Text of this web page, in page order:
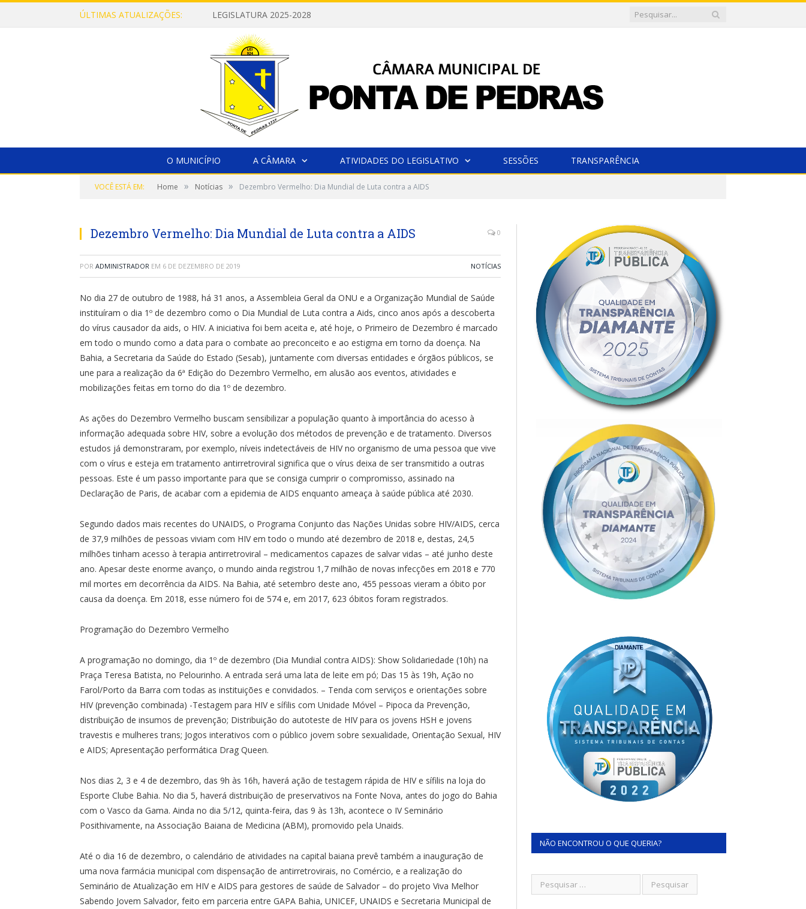
ÚLTIMAS ATUALIZAÇÕES: LEGISLATURA 2025-2028
O MUNICÍPIO A CÂMARA ATIVIDADES DO LEGISLATIVO SESSÕES TRANSPARÊNCIA
VOCÊ ESTÁ EM: Home » Notícias » Dezembro Vermelho: Dia Mundial de Luta contra a AIDS
Dezembro Vermelho: Dia Mundial de Luta contra a AIDS 0
POR ADMINISTRADOR EM 6 DE DEZEMBRO DE 2019 NOTÍCIAS
No dia 27 de outubro de 1988, há 31 anos, a Assembleia Geral da ONU e a Organização Mundial de Saúde
instituíram o dia 1º de dezembro como o Dia Mundial de Luta contra a Aids, cinco anos após a descoberta
do vírus causador da aids, o HIV. A iniciativa foi bem aceita e, até hoje, o Primeiro de Dezembro é marcado
em todo o mundo como a data para o combate ao preconceito e ao estigma em torno da doença. Na
Bahia, a Secretaria da Saúde do Estado (Sesab), juntamente com diversas entidades e órgãos públicos, se
une para a realização da 6ª Edição do Dezembro Vermelho, em alusão aos eventos, atividades e
mobilizações feitas em torno do dia 1º de dezembro.
As ações do Dezembro Vermelho buscam sensibilizar a população quanto à importância do acesso à
informação adequada sobre HIV, sobre a evolução dos métodos de prevenção e de tratamento. Diversos
estudos já demonstraram, por exemplo, níveis indetectáveis de HIV no organismo de uma pessoa que vive
com o vírus e esteja em tratamento antirretroviral significa que o vírus deixa de ser transmitido a outras
pessoas. Este é um passo importante para que se consiga cumprir o compromisso, assinado na
Declaração de Paris, de acabar com a epidemia de AIDS enquanto ameaça à saúde pública até 2030.
Segundo dados mais recentes do UNAIDS, o Programa Conjunto das Nações Unidas sobre HIV/AIDS, cerca
de 37,9 milhões de pessoas viviam com HIV em todo o mundo até dezembro de 2018 e, destas, 24,5
milhões tinham acesso à terapia antirretroviral – medicamentos capazes de salvar vidas – até junho deste
ano. Apesar deste enorme avanço, o mundo ainda registrou 1,7 milhão de novas infecções em 2018 e 770
mil mortes em decorrência da AIDS. Na Bahia, até setembro deste ano, 455 pessoas vieram a óbito por
causa da doença. Em 2018, esse número foi de 574 e, em 2017, 623 óbitos foram registrados.
Programação do Dezembro Vermelho
A programação no domingo, dia 1º de dezembro (Dia Mundial contra AIDS): Show Solidariedade (10h) na
Praça Teresa Batista, no Pelourinho. A entrada será uma lata de leite em pó; Das 15 às 19h, Ação no
Farol/Porto da Barra com todas as instituições e convidados. – Tenda com serviços e orientações sobre
HIV (prevenção combinada) -Testagem para HIV e sífilis com Unidade Móvel – Pipoca da Prevenção,
distribuição de insumos de prevenção; Distribuição do autoteste de HIV para os jovens HSH e jovens
travestis e mulheres trans; Jogos interativos com o público jovem sobre sexualidade, Orientação Sexual, HIV
e AIDS; Apresentação performática Drag Queen.
Nos dias 2, 3 e 4 de dezembro, das 9h às 16h, haverá ação de testagem rápida de HIV e sífilis na loja do
Esporte Clube Bahia. No dia 5, haverá distribuição de preservativos na Fonte Nova, antes do jogo do Bahia
com o Vasco da Gama. Ainda no dia 5/12, quinta-feira, das 9 às 13h, acontece o IV Seminário
Posithivamente, na Associação Baiana de Medicina (ABM), promovido pela Unaids.
Até o dia 16 de dezembro, o calendário de atividades na capital baiana prevê também a inauguração de
uma nova farmácia municipal com dispensação de antirretrovirais, no Comércio, e a realização do
Seminário de Atualização em HIV e AIDS para gestores de saúde de Salvador – do projeto Viva Melhor
Sabendo Jovem Salvador, feito em parceria entre GAPA Bahia, UNICEF, UNAIDS e Secretaria Municipal de
NÃO ENCONTROU O QUE QUERIA?